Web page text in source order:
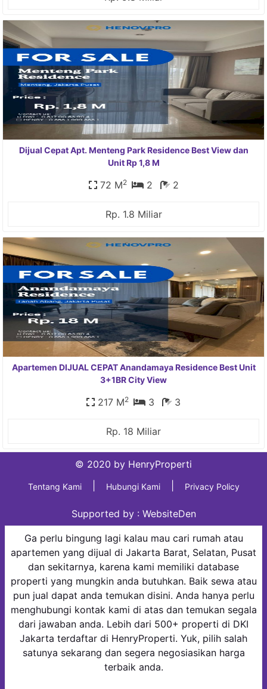
Dijual Cepat Apt. Menteng Park Residence Best View dan
Unit Rp 1,8 M
72 M2 2 2
Rp. 1.8 Miliar
Apartemen DIJUAL CEPAT Anandamaya Residence Best Unit
3+1BR City View
217 M2 3 3
Rp. 18 Miliar
© 2020 by HenryProperti
Tentang Kami Hubungi Kami Privacy Policy
Supported by : WebsiteDen
Ga perlu bingung lagi kalau mau cari rumah atau
apartemen yang dijual di Jakarta Barat, Selatan, Pusat
dan sekitarnya, karena kami memiliki database
properti yang mungkin anda butuhkan. Baik sewa atau
pun jual dapat anda temukan disini. Anda hanya perlu
menghubungi kontak kami di atas dan temukan segala
dari jawaban anda. Lebih dari 500+ properti di DKI
Jakarta terdaftar di HenryProperti. Yuk, pilih salah
satunya sekarang dan segera negosiasikan harga
terbaik anda.